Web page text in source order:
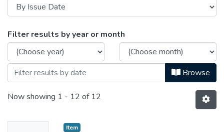
Browsing Portfólio - Engenharia
Filter results by year or month
Browse
Now showing 1 - 12 of 12
Item